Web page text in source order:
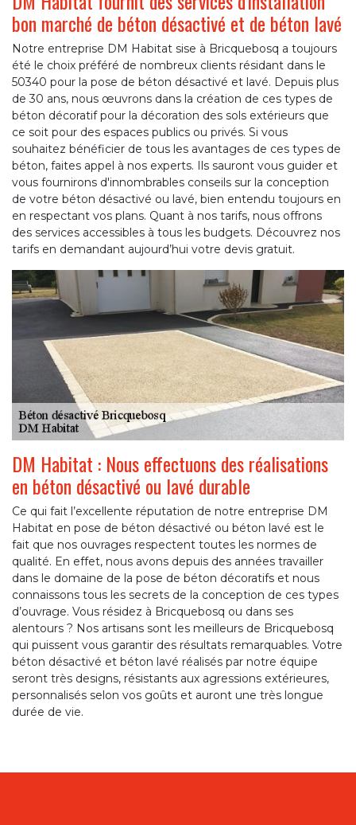
bon marché de béton désactivé et de béton lavé
Notre entreprise DM Habitat sise à Bricquebosq a toujours
été le choix préféré de nombreux clients résidant dans le
50340 pour la pose de béton désactivé et lavé. Depuis plus
de 30 ans, nous œuvrons dans la création de ces types de
béton décoratif pour la décoration des sols extérieurs que
ce soit pour des espaces publics ou privés. Si vous
souhaitez bénéficier de tous les avantages de ces types de
béton, faites appel à nos experts. Ils sauront vous guider et
vous fournirons d'innombrables conseils sur la conception
de votre béton désactivé ou lavé, bien entendu toujours en
en respectant vos plans. Quant à nos tarifs, nous offrons
des services accessibles à tous les budgets. Découvrez nos
tarifs en demandant aujourd’hui votre devis gratuit.
DM Habitat : Nous effectuons des réalisations
en béton désactivé ou lavé durable
Ce qui fait l’excellente réputation de notre entreprise DM
Habitat en pose de béton désactivé ou béton lavé est le
fait que nos ouvrages respectent toutes les normes de
qualité. En effet, nous avons depuis des années travailler
dans le domaine de la pose de béton décoratifs et nous
connaissons tous les secrets de la conception de ces types
d’ouvrage. Vous résidez à Bricquebosq ou dans ses
alentours ? Nos artisans sont les meilleurs de Bricquebosq
qui puissent vous garantir des résultats remarquables. Votre
béton désactivé et béton lavé réalisés par notre équipe
seront très designs, résistants aux agressions extérieures,
personnalisés selon vos goûts et auront une très longue
durée de vie.